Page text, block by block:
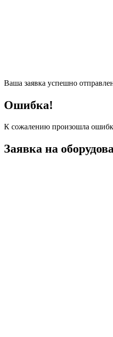
Ваша заявка успешно
Ошибка!
К сожалению произошла
Заявка на